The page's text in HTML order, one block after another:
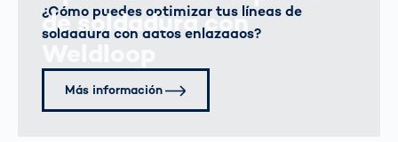
de soldadura con
¿Cómo puedes optimizar tus líneas de
soldadura con datos enlazados?
Más información